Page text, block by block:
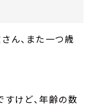
ん、また一つ歳
すけど、年齢の数